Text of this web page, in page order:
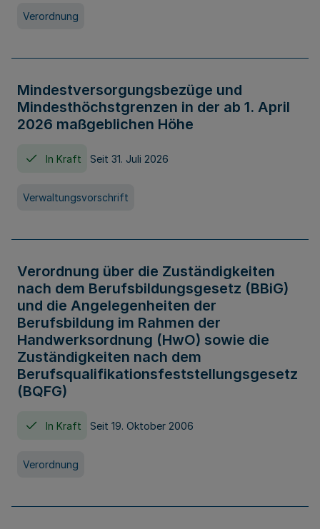
Verordnung
Mindestversorgungsbezüge und
Mindesthöchstgrenzen in der ab 1. April
2026 maßgeblichen Höhe
In Kraft Seit 31. Juli 2026
Verwaltungsvorschrift
Verordnung über die Zuständigkeiten
nach dem Berufsbildungsgesetz (BBiG)
und die Angelegenheiten der
Berufsbildung im Rahmen der
Handwerksordnung (HwO) sowie die
Zuständigkeiten nach dem
Berufsqualifikationsfeststellungsgesetz
(BQFG)
In Kraft Seit 19. Oktober 2006
Verordnung